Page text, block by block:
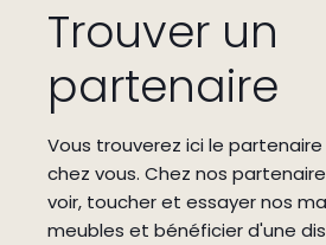
Trouver un
partenaire
Vous trouverez ici le
chez vous. Chez nos
voir, toucher et essayer nos
meubles et bénéficier d'une